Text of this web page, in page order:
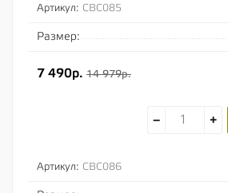
Артикул: CBC085
Размер:
7 490р. 14 979р.
− +
Артикул: CBC086